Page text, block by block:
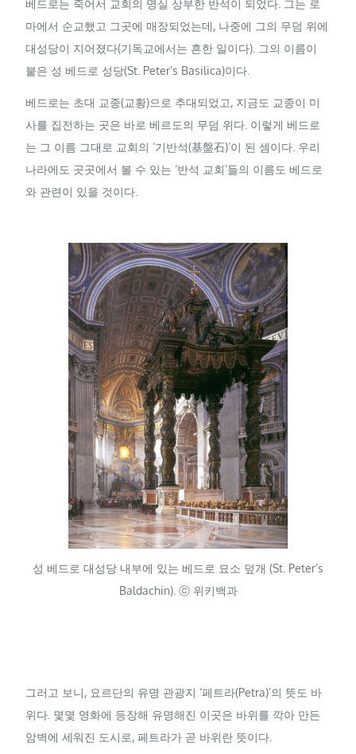
베드로는 죽어서 교회의 명실 상부한 반석이 되었다. 그는 로
마에서 순교했고 그곳에 매장되었는데, 나중에 그의 무덤 위에
대성당이 지어졌다(기독교에서는 흔한 일이다). 그의 이름이
붙은 성 베드로 성당(St. Peter’s Basilica)이다.
베드로는 초대 교종(교황)으로 추대되었고, 지금도 교종이 미
사를 집전하는 곳은 바로 베르도의 무덤 위다. 이렇게 베드로
는 그 이름 그대로 교회의 ‘기반석(基盤石)’이 된 셈이다. 우리
나라에도 곳곳에서 볼 수 있는 ‘반석 교회’들의 이름도 베드로
와 관련이 있을 것이다.
성 베드로 대성당 내부에 있는 베드로 묘소 덮개 (St. Peter’s
Baldachin). ⓒ 위키백과
그러고 보니, 요르단의 유명 관광지 ‘페트라(Petra)’의 뜻도 바
위다. 몇몇 영화에 등장해 유명해진 이곳은 바위를 깍아 만든
암벽에 세워진 도시로, 페트라가 곧 바위란 뜻이다.